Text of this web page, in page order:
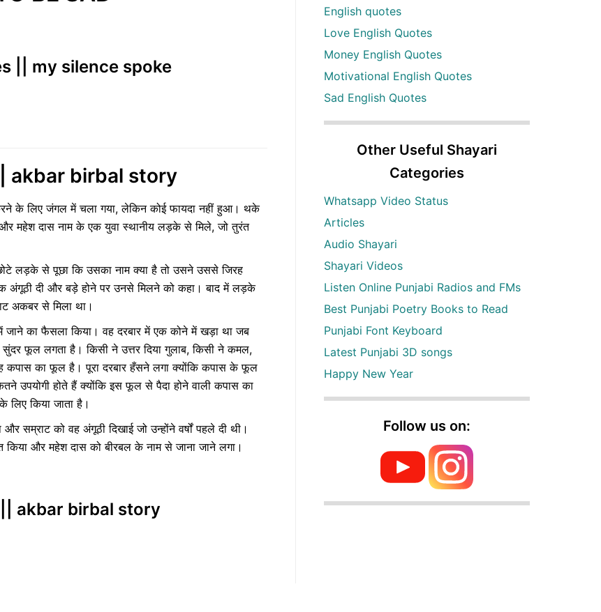
|| my silence spoke
|| akbar birbal story
के लिए जंगल में चला गया, लेकिन कोई फायदा नहीं हुआ। थके
महेश दास नाम के एक युवा स्थानीय लड़के से मिले, जो तुरंत
लड़के से पूछा कि उसका नाम क्या है तो उसने उससे जिरह
अंगूठी दी और बड़े होने पर उनसे मिलने को कहा। बाद में लड़के
अकबर से मिला था।
जाने का फैसला किया। वह दरबार में एक कोने में खड़ा था जब
फूल लगता है। किसी ने उत्तर दिया गुलाब, किसी ने कमल,
कपास का फूल है। पूरा दरबार हँसने लगा क्योंकि कपास के फूल
उपयोगी होते हैं क्योंकि इस फूल से पैदा होने वाली कपास का
लिए किया जाता है।
सम्राट को वह अंगूठी दिखाई जो उन्होंने वर्षों पहले दी थी।
और महेश दास को बीरबल के नाम से जाना जाने लगा।
|| akbar birbal story
English quotes
Love English Quotes
Money English Quotes
Motivational English Quotes
Sad English Quotes
Other Useful Shayari
Categories
Whatsapp Video Status
Articles
Audio Shayari
Shayari Videos
Listen Online Punjabi Radios and FMs
Best Punjabi Poetry Books to Read
Punjabi Font Keyboard
Latest Punjabi 3D songs
Happy New Year
Follow us on: